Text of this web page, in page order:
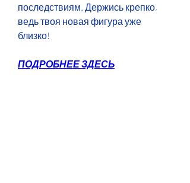
последствиям. Держись крепко,
ведь твоя новая фигура уже
близко!
ПОДРОБНЕЕ ЗДЕСЬ